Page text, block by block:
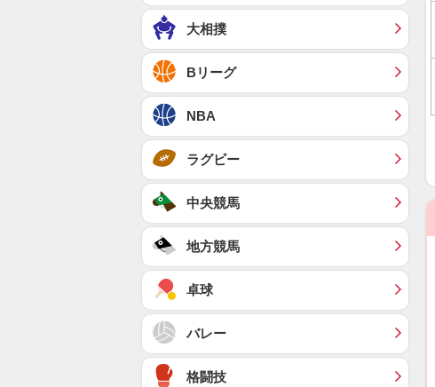
大相撲
Bリーグ
NBA
ラグビー
中央競馬
地方競馬
卓球
バレー
格闘技